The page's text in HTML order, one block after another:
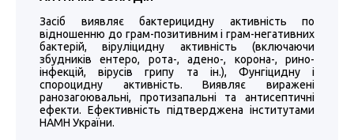
Засіб виявляє бактерицидну активність по
відношенню до грам-позитивним і грам-негативних
бактерій, віруліцидну активність (включаючи
збудників ентеро, рота-, адено-, корона-, рино-
інфекцій, вірусів грипу та ін.), Фунгіцидну і
спороцидну активність. Виявляє виражені
ранозагоювальні, протизапальні та антисептичні
ефекти. Ефективність підтверджена інститутами
НАМН України.